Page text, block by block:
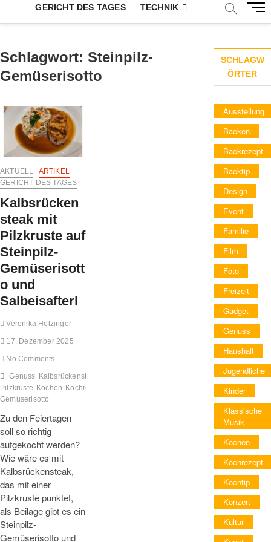
GERICHT DES TAGES TECHNIK
M
u
B
u
t
o
n
Schlagwort: Steinpilz-
Gemüserisotto
AKTUELL
ARTIKEL
GERICHT DES TAGES
Kalbsrücken
steak mit
Pilzkruste auf
Steinpilz-
Gemüserisott
o und
Salbeisafterl
Veronika Holzinger
17. Dezember 2025
No Comments
Genuss Kalbsrückensteak mit
Pilzkruste Kochen Kochrezept Salbeisafterl
Gemüserisotto
Zu den Feiertagen
soll so richtig
aufgekocht werden?
Wie wäre es mit
Kalbsrückensteak,
das mit einer
Pilzkruste punktet,
als Beilage gibt es ein
Steinpilz-
Gemüserisotto und
SCHLAGW
ÖRTER
Ausstellung
Backen
Backrezept
Backtip
Design
Event
Familie
Film
Foto
Freizeit
Gadget
Genuss
Haushalt
Jugendliche
Kinder
Klassische
Musik
Kochen
Kochrezept
Kochtip
Konzert
Kultur